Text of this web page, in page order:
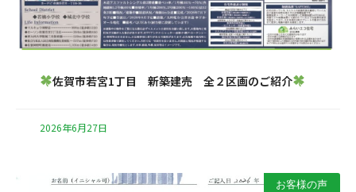
佐賀市若宮1丁目 新築建売 全２区画のご紹介
2026年6月27日
お客様の声